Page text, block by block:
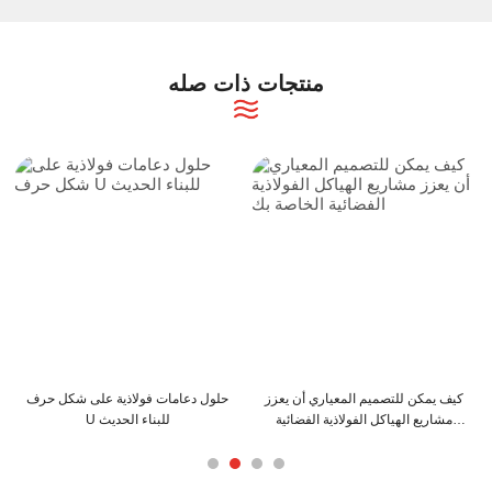
منتجات ذات صله
حلول دعامات فولاذية على شكل حرف
U للبناء الحديث
كيف يمكن للتصميم المعياري أن يعزز
مشاريع الهياكل الفولاذية الفضائية